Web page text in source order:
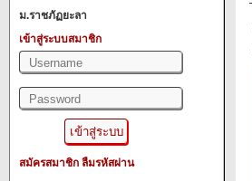
ม.ราชภัฏยะลา
เข้าสู่ระบบสมาชิก
สมัครสมาชิก ลืมรหัสผ่าน